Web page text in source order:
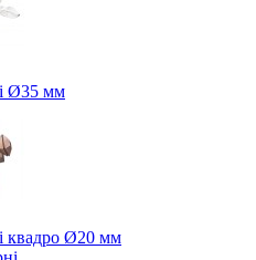
Ø35 мм
квадро Ø20 мм